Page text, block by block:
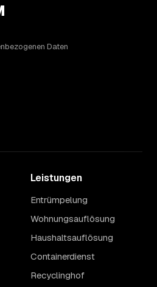
oder ein hoher
den Endpreis. Den genauen
Sie erst nach einer kurzen,
Daten
Leistungen
Entrümpelung
Wohnungsauflösung
Haushaltsauflösung
Containerdienst
Recyclinghof